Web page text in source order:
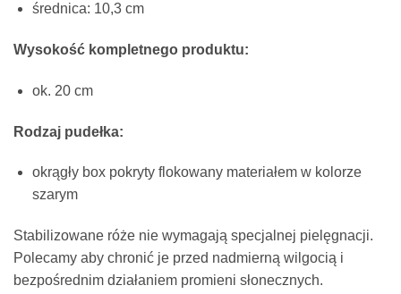
średnica: 10,3 cm
Wysokość kompletnego produktu:
ok. 20 cm
Rodzaj pudełka:
okrągły box pokryty flokowany materiałem w kolorze
szarym
Stabilizowane róże nie wymagają specjalnej pielęgnacji.
Polecamy aby chronić je przed nadmierną wilgocią i
bezpośrednim działaniem promieni słonecznych.